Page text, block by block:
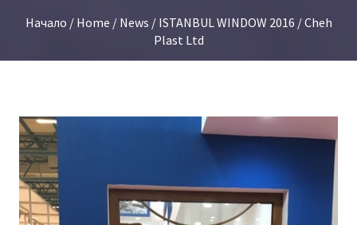
Начало / Home / News / ISTANBUL WINDOW 2016 / Cheh
Plast Ltd